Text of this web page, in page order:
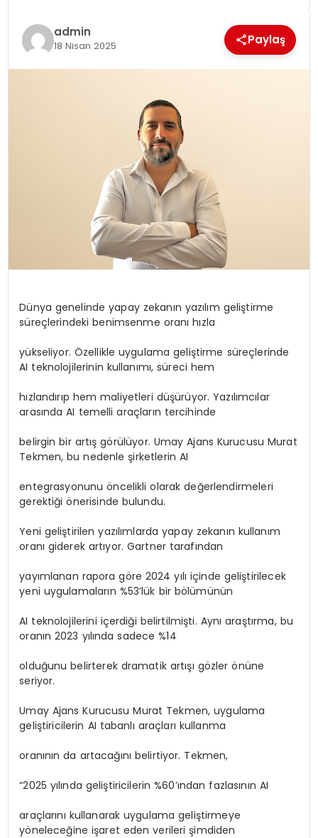
admin
18 Nisan 2025 Paylaş
Dünya genelinde yapay zekanın yazılım geliştirme
süreçlerindeki benimsenme oranı hızla
yükseliyor. Özellikle uygulama geliştirme süreçlerinde
AI teknolojilerinin kullanımı, süreci hem
hızlandırıp hem maliyetleri düşürüyor. Yazılımcılar
arasında AI temelli araçların tercihinde
belirgin bir artış görülüyor. Umay Ajans Kurucusu Murat
Tekmen, bu nedenle şirketlerin AI
entegrasyonunu öncelikli olarak değerlendirmeleri
gerektiği önerisinde bulundu.
Yeni geliştirilen yazılımlarda yapay zekanın kullanım
oranı giderek artıyor. Gartner tarafından
yayımlanan rapora göre 2024 yılı içinde geliştirilecek
yeni uygulamaların %53’lük bir bölümünün
AI teknolojilerini içerdiği belirtilmişti. Aynı araştırma, bu
oranın 2023 yılında sadece %14
olduğunu belirterek dramatik artışı gözler önüne
seriyor.
Umay Ajans Kurucusu Murat Tekmen, uygulama
geliştiricilerin AI tabanlı araçları kullanma
oranının da artacağını belirtiyor. Tekmen,
“2025 yılında geliştiricilerin %60’ından fazlasının AI
araçlarını kullanarak uygulama geliştirmeye
yöneleceğine işaret eden verileri şimdiden